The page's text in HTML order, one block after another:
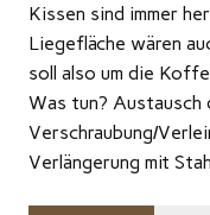
Kissen sind immer
Liegefläche wären
soll also um die
Was tun? Austausch
Verschraubung/
Verlängerung mit